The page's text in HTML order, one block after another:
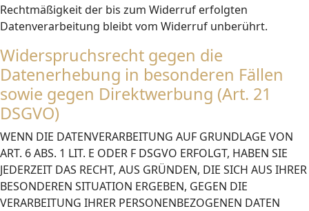
Rechtmäßigkeit der bis zum Widerruf erfolgten
Datenverarbeitung bleibt vom Widerruf unberührt.
Widerspruchsrecht gegen die
Datenerhebung in besonderen Fällen
sowie gegen Direktwerbung (Art. 21
DSGVO)
WENN DIE DATENVERARBEITUNG AUF GRUNDLAGE VON
ART. 6 ABS. 1 LIT. E ODER F DSGVO ERFOLGT, HABEN SIE
JEDERZEIT DAS RECHT, AUS GRÜNDEN, DIE SICH AUS IHRER
BESONDEREN SITUATION ERGEBEN, GEGEN DIE
VERARBEITUNG IHRER PERSONENBEZOGENEN DATEN